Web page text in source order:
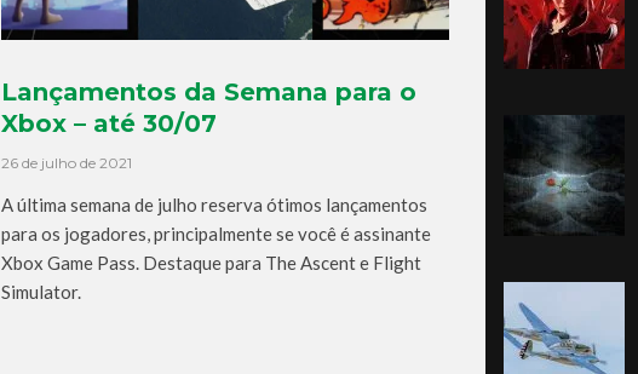
Lançamentos da Semana para o
Xbox – até 30/07
26 de julho de 2021
A última semana de julho reserva ótimos lançamentos
para os jogadores, principalmente se você é assinante
Xbox Game Pass. Destaque para The Ascent e Flight
Simulator.